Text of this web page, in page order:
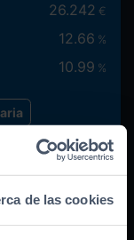
de las cookies
26.242 €
26.242 €
12.66 %
10.99 %